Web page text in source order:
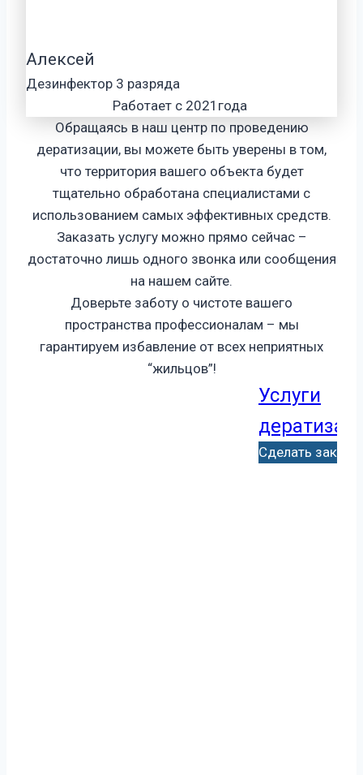
Алексей
Дезинфектор 3 разряда
Работает с 2021года
Обращаясь в наш центр по проведению
дератизации, вы можете быть уверены в том,
что территория вашего объекта будет
тщательно обработана специалистами с
использованием самых эффективных средств.
Заказать услугу можно прямо сейчас –
достаточно лишь одного звонка или сообщения
на нашем сайте.
Доверьте заботу о чистоте вашего
пространства профессионалам – мы
гарантируем избавление от всех неприятных
“жильцов”!
Услуги
Сделать заказ